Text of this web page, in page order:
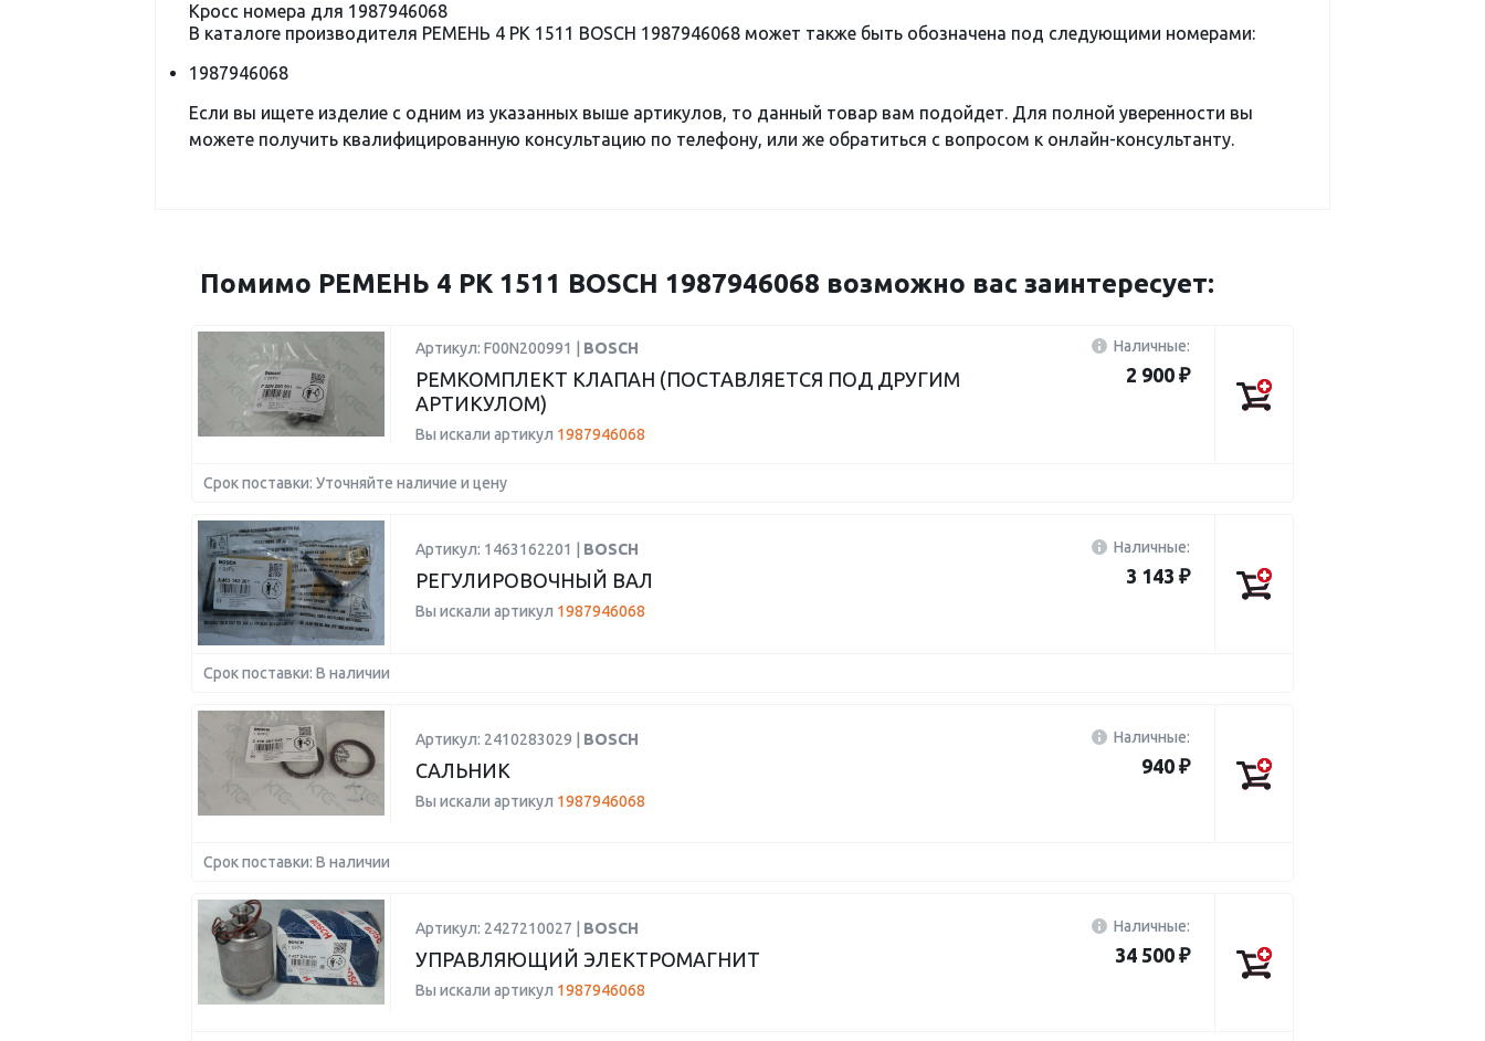
Кросс номера для 1987946068
В каталоге производителя РЕМЕНЬ 4 PK 1511 BOSCH 1987946068 может также быть обозначена под следующими номерами:
1987946068
Если вы ищете изделие с одним из указанных выше артикулов, то данный товар вам подойдет. Для полной уверенности вы
можете получить квалифицированную консультацию по телефону, или же обратиться с вопросом к онлайн-консультанту.
Помимо РЕМЕНЬ 4 PK 1511 BOSCH 1987946068 возможно вас заинтересует:
Артикул: F00N200991 | BOSCH
РЕМКОМПЛЕКТ КЛАПАН (ПОСТАВЛЯЕТСЯ ПОД ДРУГИМ
АРТИКУЛОМ)
Вы искали артикул 1987946068
Наличные:
2 900 ₽
Срок поставки: Уточняйте наличие и цену
Артикул: 1463162201 | BOSCH
РЕГУЛИРОВОЧНЫЙ ВАЛ
Вы искали артикул 1987946068
Наличные:
3 143 ₽
Срок поставки: В наличии
Артикул: 2410283029 | BOSCH
САЛЬНИК
Вы искали артикул 1987946068
Наличные:
940 ₽
Срок поставки: В наличии
Артикул: 2427210027 | BOSCH
УПРАВЛЯЮЩИЙ ЭЛЕКТРОМАГНИТ
Вы искали артикул 1987946068
Наличные:
34 500 ₽